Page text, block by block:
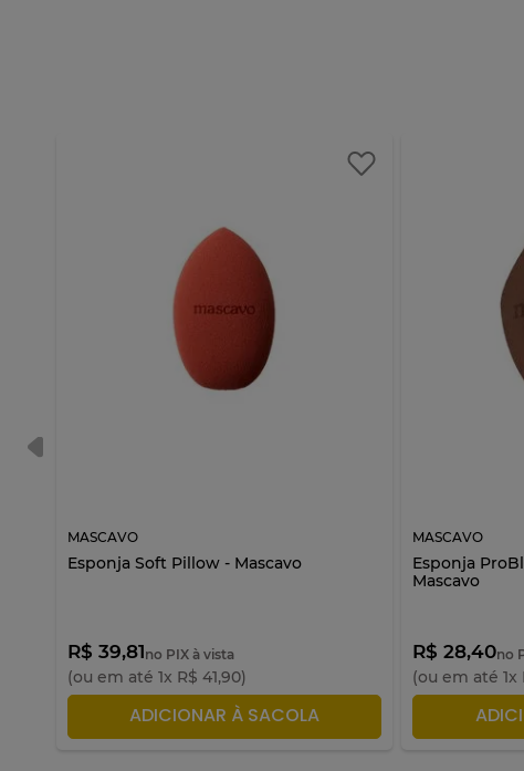
MASCAVO
Esponja Soft Pillow - Mascavo
R$ 39,81no PIX à vista
(ou em até 1x R$ 41,90)
ADICIONAR À SACOLA
MASCAVO
Esponja
Mascavo
R$ 28,40no
(ou em até1x